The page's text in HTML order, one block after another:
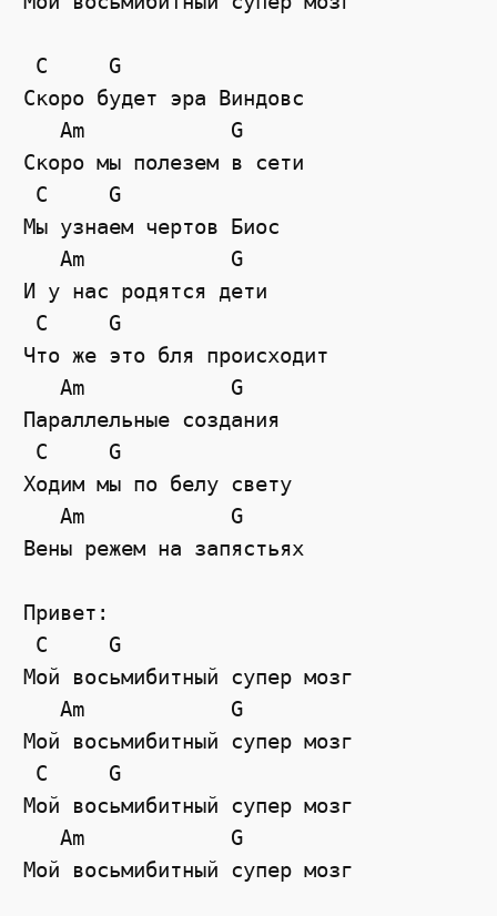
C
G
Скоро будет эра Виндовс
Am
G
Скоро мы полезем в сети
C
G
Мы узнаем чертов Биос
Am
G
И у нас родятся дети
C
G
Что же это бля происходит
Am
G
Параллельные создания
C
G
Ходим мы по белу свету
Am
G
Вены режем на запястьях
Привет:
C
G
Мой восьмибитный супер мозг
Am
G
Мой восьмибитный супер мозг
C
G
Мой восьмибитный супер мозг
Am
G
Мой восьмибитный супер мозг